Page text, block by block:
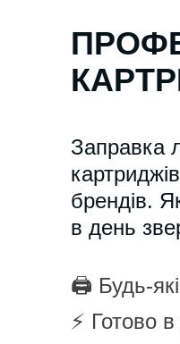
Заправка
брендів.
в день
🖨️ Будь-
⚡ Готово